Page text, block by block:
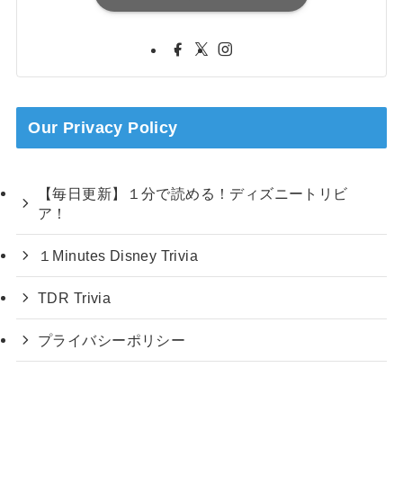
Our Privacy Policy
【毎日更新】１分で読める！ディズニートリビ
ア！
１Minutes Disney Trivia
TDR Trivia
プライバシーポリシー